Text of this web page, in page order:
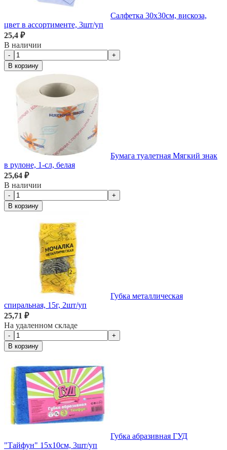
Салфетка 30х30см, вискоза,
цвет в ассортименте, 3шт/уп
25,4 ₽
В наличии
-
+
В корзину
Бумага туалетная Мягкий знак
в рулоне, 1-сл, белая
25,64 ₽
В наличии
-
+
В корзину
Губка металлическая
спиральная, 15г, 2шт/уп
25,71 ₽
На удаленном складе
-
+
В корзину
Губка абразивная ГУД
"Тайфун" 15х10см, 3шт/уп